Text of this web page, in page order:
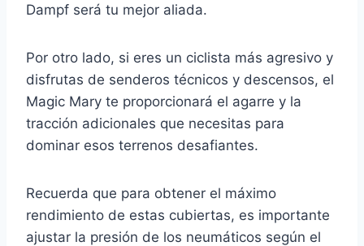
Dampf será tu mejor aliada.
Por otro lado, si eres un ciclista más agresivo y
disfrutas de senderos técnicos y descensos, el
Magic Mary te proporcionará el agarre y la
tracción adicionales que necesitas para
dominar esos terrenos desafiantes.
Recuerda que para obtener el máximo
rendimiento de estas cubiertas, es importante
ajustar la presión de los neumáticos según el